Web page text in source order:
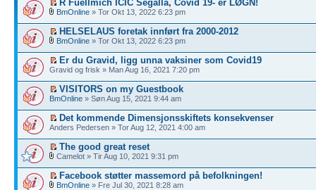
R Fuellmich ICIC Segalla, Covid 19- er LØGN!
BmOnline » Tor Okt 13, 2022 6:23 pm
HELSELAUS foretak innført fra 2000-2012
BmOnline » Tor Okt 13, 2022 6:23 pm
Er du Gravid, ligg unna vaksiner som Covid19
Gravid og frisk » Man Aug 16, 2021 7:20 pm
VISITORS on my Guestbook
BmOnline » Søn Aug 15, 2021 9:44 am
Det kommende Dimensjonsskiftets konsekvenser
Anders Pedersen » Tor Aug 12, 2021 4:00 am
The good great reset
Camelot » Tir Aug 10, 2021 9:31 pm
Facebook støtter massemord på befolkningen!
BmOnline » Fre Jul 30, 2021 8:28 am